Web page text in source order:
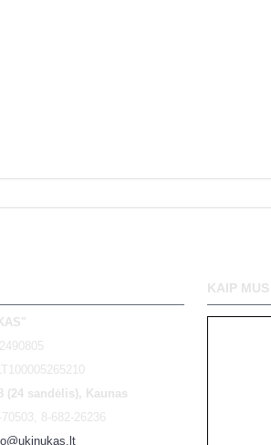
(24 sandėlis), Kaunas
8-682-26236
KAIP